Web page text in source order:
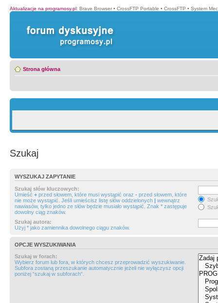
Aktualizacje na programosy.pl: Brave Browser • CrossFTP Portable • CrossFTP • System
Strona główna
Szukaj
WYSZUKAJ ZAPYTANIE
Szukaj słów kluczowych:
Umieść + przed słowem, które musi wystąpić oraz - przed słowem, które
nie może wystąpić. Jeśli umieścisz listę słów oddzielonych | wewnątrz
nawiasów, tylko jedno ze słów będzie musiało wystąpić. Znak * zastępuje
dowolny ciąg znaków.
Szukaj autora:
Użyj * jako zamiennika dowolnego ciągu znaków.
OPCJE WYSZUKIWANIA
Szukaj w forach:
Wybierz forum lub fora, w których chcesz przeprowadzić wyszukiwanie.
Subfora zostaną przeszukanie automatycznie jeżeli nie wyłączysz opcji
poniżej “szukaj w subforach“.